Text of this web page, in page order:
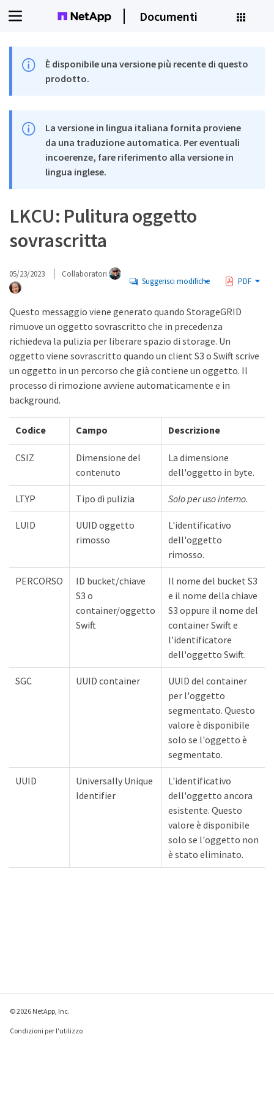
Documenti
È disponibile una versione più recente di questo
prodotto.
La versione in lingua italiana fornita proviene
da una traduzione automatica. Per eventuali
incoerenze, fare riferimento alla versione in
lingua inglese.
LKCU: Pulitura oggetto
sovrascritta
05/23/2023 Collaboratori
Suggerisci modifiche PDF
Questo messaggio viene generato quando StorageGRID
rimuove un oggetto sovrascritto che in precedenza
richiedeva la pulizia per liberare spazio di storage. Un
oggetto viene sovrascritto quando un client S3 o Swift scrive
un oggetto in un percorso che già contiene un oggetto. Il
processo di rimozione avviene automaticamente e in
background.
Codice Campo Descrizione
CSIZ
Dimensione del
contenuto
La dimensione
dell'oggetto in byte.
LTYP Tipo di pulizia Solo per uso interno.
LUID
UUID oggetto
rimosso
L'identificativo
dell'oggetto
rimosso.
PERCORSO
ID bucket/chiave
S3 o
container/oggetto
Swift
Il nome del bucket S3
e il nome della chiave
S3 oppure il nome del
container Swift e
l'identificatore
dell'oggetto Swift.
SGC UUID container
UUID del container
per l'oggetto
segmentato. Questo
valore è disponibile
solo se l'oggetto è
segmentato.
UUID
Universally Unique
Identifier
L'identificativo
dell'oggetto ancora
esistente. Questo
valore è disponibile
solo se l'oggetto non
è stato eliminato.
© 2026 NetApp, Inc.
Condizioni per l'utilizzo